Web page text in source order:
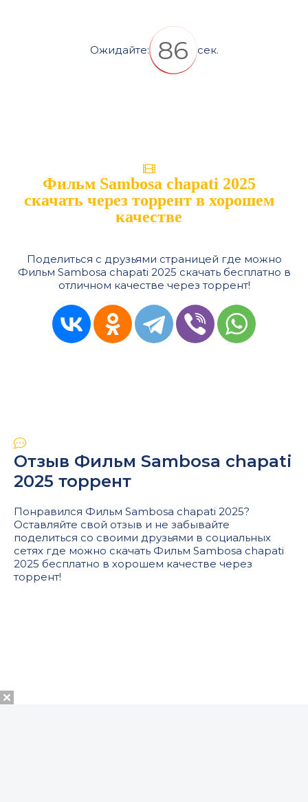
Ожидайте: 86 сек.
Фильм Sambosa chapati 2025
скачать через торрент в хорошем
качестве
Поделиться с друзьями страницей где можно
Фильм Sambosa chapati 2025 скачать бесплатно в
отличном качестве через торрент!
Отзыв Фильм Sambosa chapati
2025 торрент
Понравился Фильм Sambosa chapati 2025?
Оставляйте свой отзыв и не забывайте
поделиться со своими друзьями в социальных
сетях где можно скачать Фильм Sambosa chapati
2025 бесплатно в хорошем качестве через
торрент!